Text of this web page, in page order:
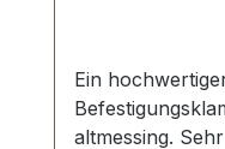
Ein
altmessing.